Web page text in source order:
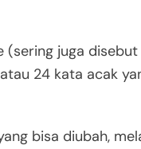
(sering juga
24 kata acak
bisa diubah,